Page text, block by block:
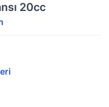
20cc